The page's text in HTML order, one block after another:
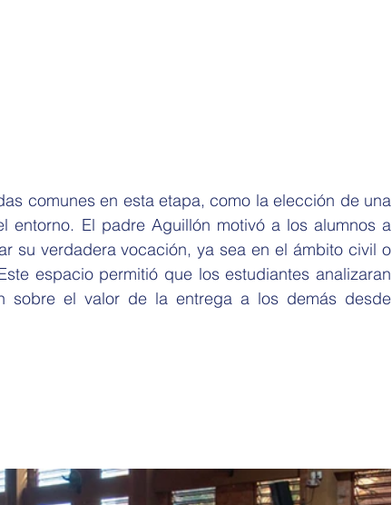
comunes en esta etapa, como la elección de una
entorno. El padre Aguillón motivó a los alumnos a
su verdadera vocación, ya sea en el ámbito civil o
espacio permitió que los estudiantes analizaran
sobre el valor de la entrega a los demás desde